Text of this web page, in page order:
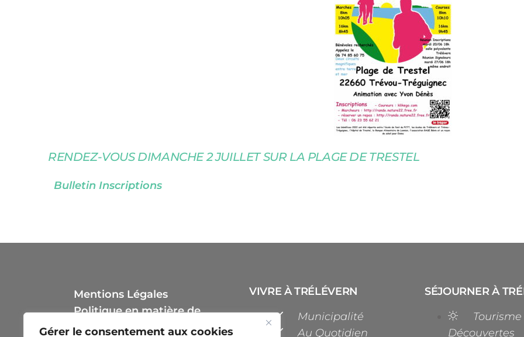
Gérer le consentement aux cookies
RENDEZ-VOUS DIMANCHE 2 JUILLET SUR LA PLAGE DE TRESTEL
Bulletin Inscriptions
Mentions Légales
Politique en matière de
cookies
VIVRE À TRÉLÉVERN
Municipalité
Au Quotidien
SÉJOURNER À
Tourisme
Découvertes